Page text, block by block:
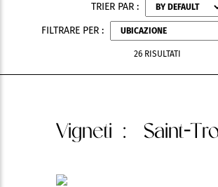
TRIER PAR :
FILTRARE PER :
26 RISULTATI
Vigneti : Saint-